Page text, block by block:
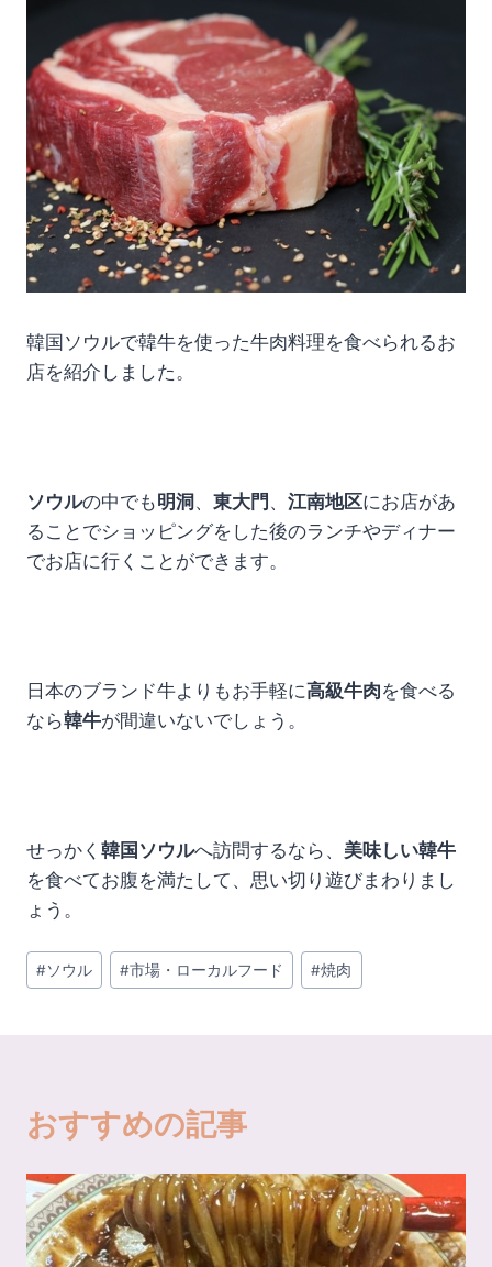
韓国ソウルで韓牛を使った牛肉料理を食べられるお
店を紹介しました。
ソウルの中でも明洞 、 東大門 、 江南地区にお店があ
ることでショッピングをした後のランチやディナー
でお店に行くことができます。
日本のブランド牛よりもお手軽に高級牛肉を食べる
なら韓牛が間違いないでしょう。
せっかく 韓国ソウルへ訪問するなら、 美味しい韓牛
を食べてお腹を満たして、思い切り遊びまわりまし
ょう。
投
稿
#ソウル #市場・ローカルフード #焼肉
おすすめの記事